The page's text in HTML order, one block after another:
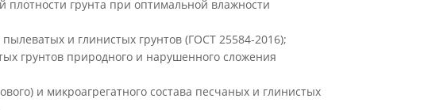
плотности грунта при оптимальной влажности
и глинистых грунтов (ГОСТ 25584-2016);
грунтов природного и нарушенного сложения
и микроагрегатного состава песчаных и глинистых